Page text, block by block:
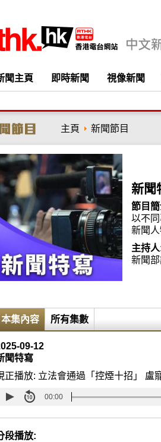
聞主頁 即時新聞 視像新聞
主頁 新聞節目
新聞
節目
以不
新聞
主持
新聞
本集內容 所有集數
09-12
聞特寫
正播放: 立法會通過「控煙十招」 盧
00:00
段播放: